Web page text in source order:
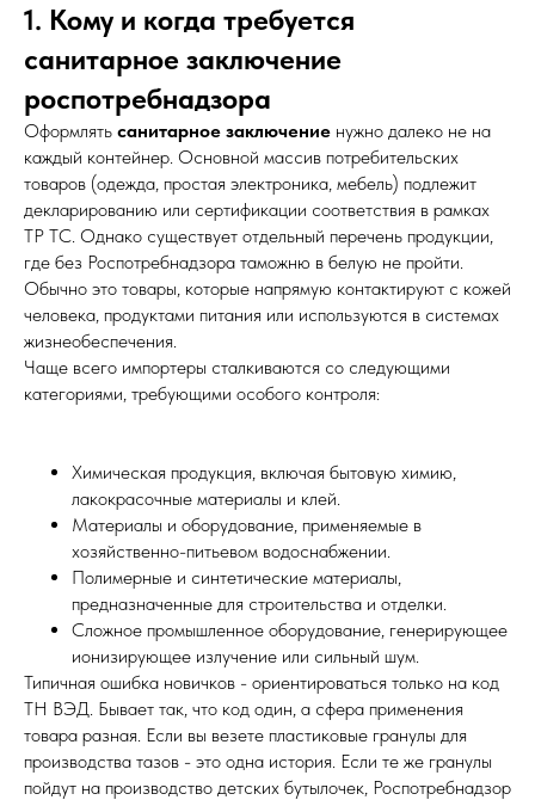
1. Кому и когда требуется
санитарное заключение
роспотребнадзора
Оформлять санитарное заключение нужно далеко не на
каждый контейнер. Основной массив потребительских
товаров (одежда, простая электроника, мебель) подлежит
декларированию или сертификации соответствия в рамках
ТР ТС. Однако существует отдельный перечень продукции,
где без Роспотребнадзора таможню в белую не пройти.
Обычно это товары, которые напрямую контактируют с кожей
человека, продуктами питания или используются в системах
жизнеобеспечения.
Чаще всего импортеры сталкиваются со следующими
категориями, требующими особого контроля:
Химическая продукция, включая бытовую химию,
лакокрасочные материалы и клей.
Материалы и оборудование, применяемые в
хозяйственно-питьевом водоснабжении.
Полимерные и синтетические материалы,
предназначенные для строительства и отделки.
Сложное промышленное оборудование, генерирующее
ионизирующее излучение или сильный шум.
Типичная ошибка новичков - ориентироваться только на код
ТН ВЭД. Бывает так, что код один, а сфера применения
товара разная. Если вы везете пластиковые гранулы для
производства тазов - это одна история. Если те же гранулы
пойдут на производство детских бутылочек, Роспотребнадзор